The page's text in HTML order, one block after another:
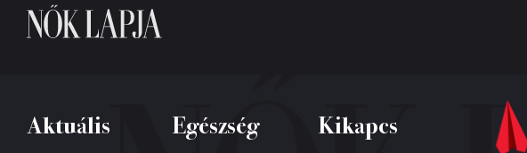
Aktuális Egészség
Kikapcs